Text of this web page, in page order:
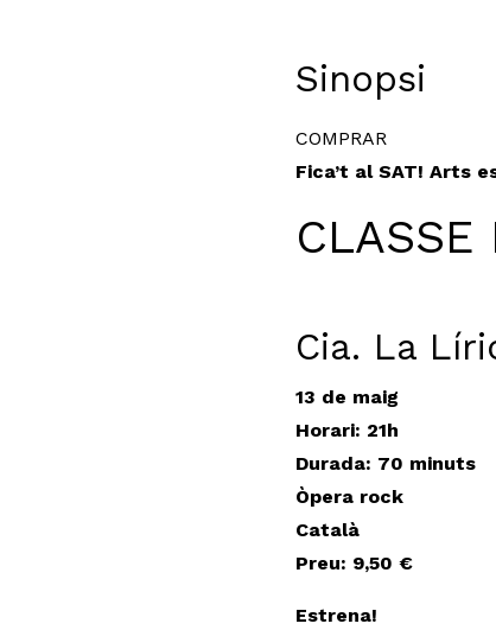
Sinopsi
COMPRAR
Fica’t al SAT! Arts
CLASSE
Cia. La
13 de maig
Horari: 21h
Durada: 70 minuts
Òpera rock
Català
Preu: 9,50 €
Estrena!